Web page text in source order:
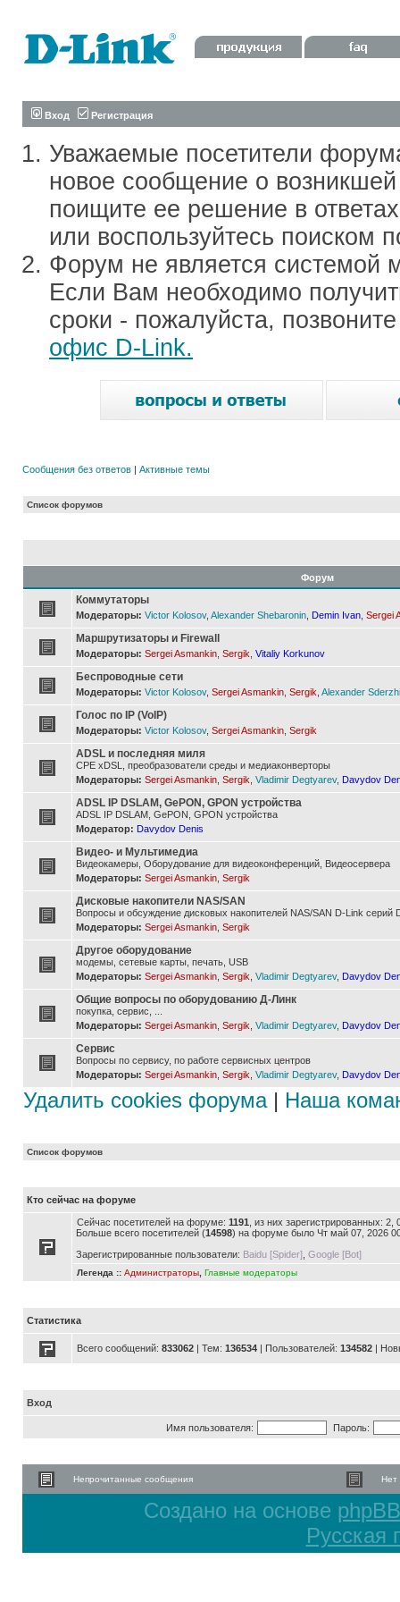
Вход Регистрация
Уважаемые посетители
новое сообщение о
поищите ее решение в
или воспользуйтесь поиском
Форум не является системой
Если Вам необходимо
сроки - пожалуйста,
офис D-Link.
Сообщения без ответов | Активные темы
Список форумов
Форум
Коммутаторы
Модераторы: Victor Kolosov, Alexander Shebaronin Demin Ivan Sergei
Маршрутизаторы и Firewall
Модераторы: Sergei Asmankin Sergik Vitaliy Korkunov
Беспроводные сети
Модераторы: Victor Kolosov, Sergei Asmankin Sergik Alexander
Голос по IP (VoIP)
Модераторы: Victor Kolosov, Sergei Asmankin Sergik
ADSL и последняя миля
CPE xDSL, преобразователи среды и медиаконверторы
Модераторы: Sergei Asmankin Sergik Vladimir Degtyarev, Davydov
ADSL IP DSLAM, GePON, GPON устройства
ADSL IP DSLAM, GePON, GPON устройства
Модератор: Davydov Denis
Видео- и Мультимедиа
Видеокамеры, Оборудование для видеоконференций, Видеосервера
Модераторы: Sergei Asmankin Sergik
Дисковые накопители NAS/SAN
Вопросы и обсуждение дисковых накопителей NAS/SAN D-Link серий
Модераторы: Sergei Asmankin Sergik
Другое оборудование
модемы, сетевые карты, печать, USB
Модераторы: Sergei Asmankin Sergik Vladimir Degtyarev, Davydov
Общие вопросы по оборудованию Д-Линк
покупка, сервис, ...
Модераторы: Sergei Asmankin Sergik Vladimir Degtyarev, Davydov
Сервис
Вопросы по сервису, по работе сервисных центров
Модераторы: Sergei Asmankin Sergik Vladimir Degtyarev, Davydov
Удалить cookies форума| Наша
Список форумов
Кто сейчас на форуме
Сейчас посетителей на форуме: 1191 , из них зарегистрированных:
Больше всего посетителей (14598) на форуме было Чт май 07, 2026
Зарегистрированные пользователи: Baidu [Spider] Google [Bot]
Легенда :: Администраторы Главные модераторы
Статистика
Всего сообщений: 833062 | Тем: 136534 | Пользователей: 134582 |
Вход
Имя пользователя: Пароль:
Непрочитанные сообщения Нет
Создано на основе phpBB
Русская